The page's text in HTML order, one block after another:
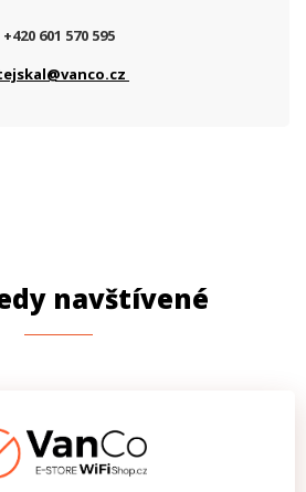
+420 601 570 595
navštívené